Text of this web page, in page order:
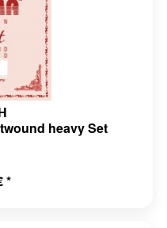
heavy Set
*